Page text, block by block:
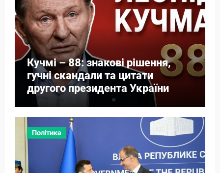
Кучмі – 88: знакові рішення,
гучні скандали та цитати
другого президента України
Політика